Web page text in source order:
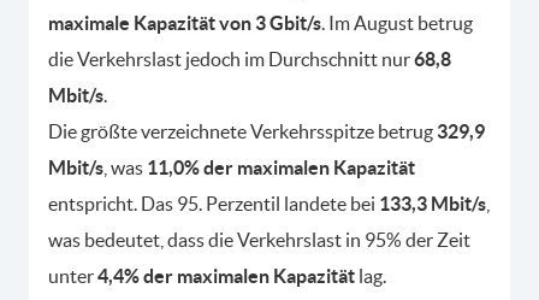
maximale Kapazität von 3 Gbit/s. Im August betrug
die Verkehrslast jedoch im Durchschnitt nur68,8
Mbit/s.
Die größte verzeichnete Verkehrsspitze betrug 329,9
Mbit/s , was 11,0% der maximalen Kapazität
entspricht. Das 95. Perzentil landete bei 133,3 Mbit/s
was bedeutet, dass die Verkehrslast in 95% der Zeit
unter4,4% der maximalen Kapazität lag.